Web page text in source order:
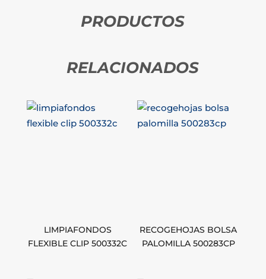
PRODUCTOS
RELACIONADOS
LIMPIAFONDOS
FLEXIBLE CLIP 500332C
RECOGEHOJAS BOLSA
PALOMILLA 500283CP